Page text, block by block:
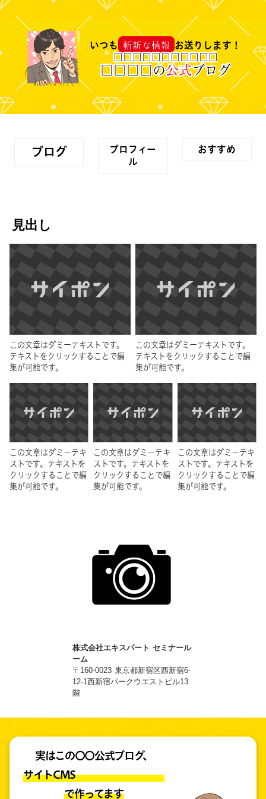
いつも 斬新な情報 お送りします！
□□□□□□□□□□□
□□□□の公式ブログ
ブログ
プロフィー
ル
おすすめ
見出し
この文章はダミーテキストです。
テキストをクリックすることで編
集が可能です。
この文章はダミーテキストです。
テキストをクリックすることで編
集が可能です。
この文章はダミーテキ
ストです。テキストを
クリックすることで編
集が可能です。
この文章はダミーテキ
ストです。テキストを
クリックすることで編
集が可能です。
この文章はダミーテキ
ストです。テキストを
クリックすることで編
集が可能です。
株式会社エキスパート セミナール
ーム
〒160-0023 東京都新宿区西新宿6-
12-1西新宿パークウエストビル13
階
実はこの〇〇公式ブログ、
サイトCMS
で作ってます